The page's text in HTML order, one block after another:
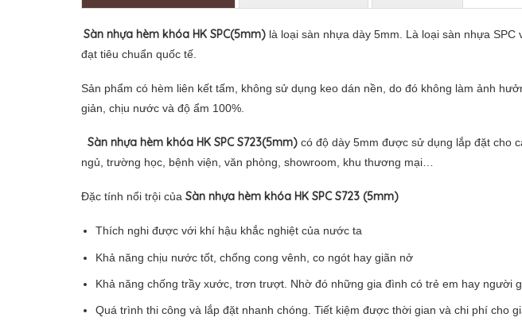
Sàn nhựa hèm khóa HK SPC(5mm) là loại sàn nhựa dày 5mm. Là loại sàn nhựa SPC
đạt tiêu chuẩn quốc tế.
Sản phẩm có hèm liên kết tấm, không sử dụng keo dán nền, do đó không làm ảnh
giản, chịu nước và độ ẩm 100%.
Sàn nhựa hèm khóa HK SPC S723(5mm) có độ dày 5mm được sử dụng lắp đặt cho
ngủ, trường học, bệnh viện, văn phòng, showroom, khu thương mại…
Đặc tính nổi trội của Sàn nhựa hèm khóa HK SPC S723 (5mm)
Thích nghi được với khí hậu khắc nghiệt của nước ta
Khả năng chịu nước tốt, chống cong vênh, co ngót hay giãn nở
Khả năng chống trầy xước, trơn trượt. Nhờ đó những gia đình có trẻ em hay người
Quá trình thi công và lắp đặt nhanh chóng. Tiết kiệm được thời gian và chi phí cho